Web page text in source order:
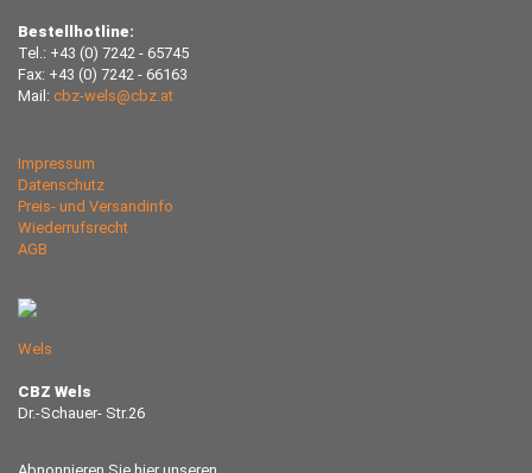
Bestellhotline:
Tel.: +43 (0) 7242 - 65745
Fax: +43 (0) 7242 - 66163
Mail: cbz-wels@cbz.at
Impressum
Datenschutz
Preis- und Versandinfo
Wiederrufsrecht
AGB
Wels
CBZ Wels
Dr.-Schauer- Str.26